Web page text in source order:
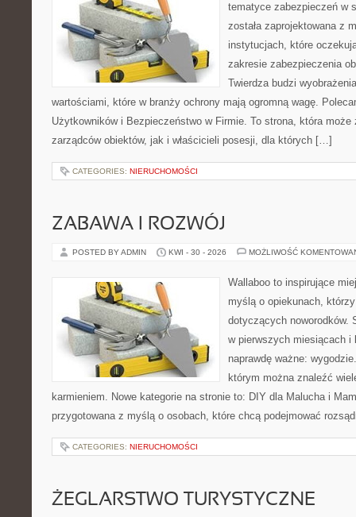
tematyce zabezpieczeń w
została zaprojektowana z
instytucjach, które
zakresie zabezpieczenia
Twierdza budzi
wartościami, które w branży ochrony mają ogromną wagę.
Użytkowników i Bezpieczeństwo w Firmie. To strona, która może
zarządców obiektów, jak i właścicieli posesji, dla których […]
CATEGORIES: NIERUCHOMOŚCI
ZABAWA I ROZWÓJ
POSTED BY ADMIN KWI - 30 - 2026 MOŻLIWOŚĆ
Wallaboo to inspirujące
myślą o opiekunach,
dotyczących noworodków.
w pierwszych miesiącach
naprawdę ważne:
którym można znaleźć
karmieniem. Nowe kategorie na stronie to: DIY dla Malucha i
przygotowana z myślą o osobach, które chcą podejmować
CATEGORIES: NIERUCHOMOŚCI
ŻEGLARSTWO TURYSTYCZNE